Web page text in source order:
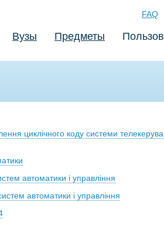
FAQ
Вузы Предметы
циклічного коду системи
автоматики і управління
автоматики і управління